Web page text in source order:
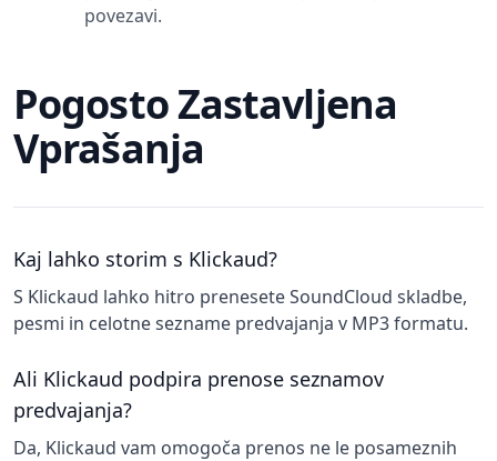
povezavi.
Pogosto Zastavljena
Vprašanja
Kaj lahko storim s Klickaud?
S Klickaud lahko hitro prenesete SoundCloud skladbe,
pesmi in celotne sezname predvajanja v MP3 formatu.
Ali Klickaud podpira prenose seznamov
predvajanja?
Da, Klickaud vam omogoča prenos ne le posameznih